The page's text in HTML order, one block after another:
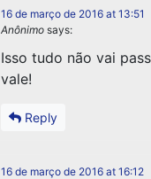
16 de março de 2016 at 13:51
Anônimo says:
Isso tudo não vai
vale!
Reply
16 de março de 2016 at 16:12